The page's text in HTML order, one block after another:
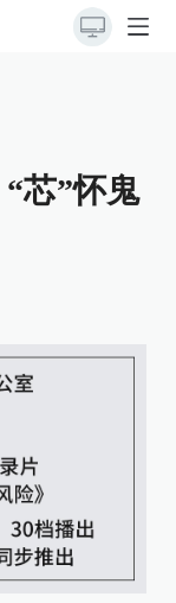
芯”怀鬼